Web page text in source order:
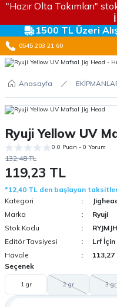
"Hazır Olta Takımları"
1500 TL Üzeri
0545 203 21 60
Anasayfa
Ryuji Yellow UV
0.0 Puan - 0 Yorum
132,48 TL
119,23 TL
*12,40 TL den başlayan
Kategori
Marka
Ryuji
Stok Kodu
Editör Tavsiyesi
Lrf
Havale
Seçenek
1 gr 2 gr 3 gr